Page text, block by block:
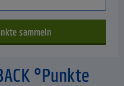
°Punkte